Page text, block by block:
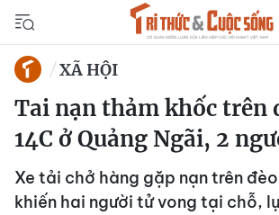
XÃ HỘI
Tai nạn thảm khốc trên
14C ở Quảng Ngãi, 2
Xe tải chở hàng gặp nạn trên
khiến hai người tử vong tại chỗ,